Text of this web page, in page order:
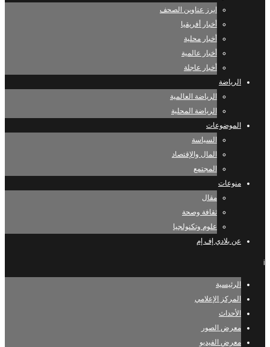
ابرز عناوين الصحف
أخبار أفريقيا
أخبار محلية
أخبار عالمية
أخبار عاجلة
الرياضة
الرياضة العالمية
الرياضة المحلية
الموضوعات
السياسة
المال والإقتصاد
المجتمع
منوعات
مقال
ثقافة وصحة
علوم وتكنولجيا
عن بلادي إف إم
i
الرئيسية
المركز الإعلامي
الأحداث
معرض الصور
معرض الفيديو